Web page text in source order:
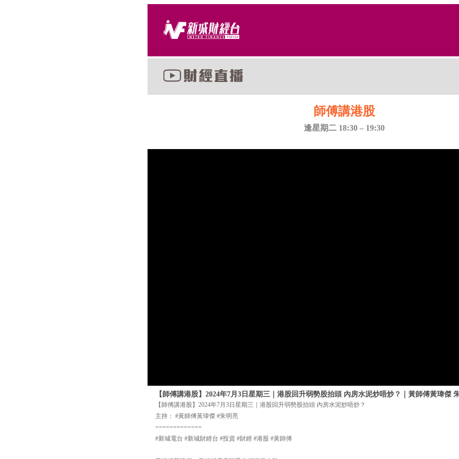
師傅講港股
逢星期二 18:30 – 19:30
【師傅講港股】2024年7月3日星期三｜港股回升弱勢股抬頭 內房水泥炒唔炒？｜黃師傅黃瑋傑
【師傅講港股】2024年7月3日星期三｜港股回升弱勢股抬頭 內房水泥炒唔炒？
主持： #黃師傅黃瑋傑 #朱明亮
=============
#新城電台 #新城財經台 #投資 #財經 #港股 #黃師傅